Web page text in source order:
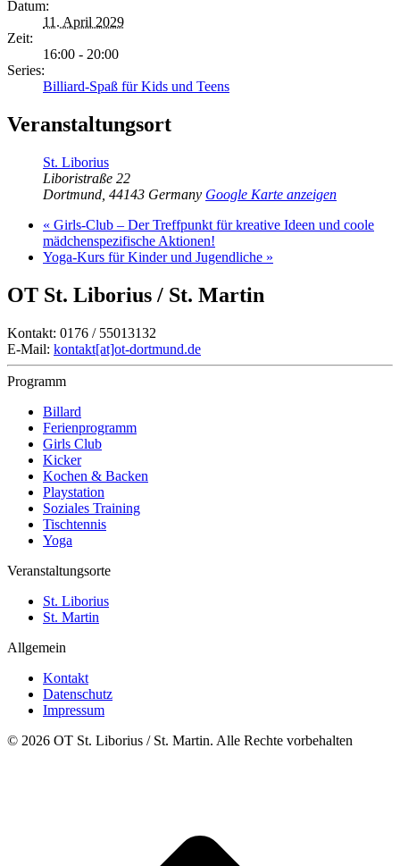
Datum:
11. April 2029
Zeit:
16:00 - 20:00
Series:
Billiard-Spaß für Kids und Teens
Veranstaltungsort
St. Liborius
Liboristraße 22
Dortmund 44143 Germany Google Karte anzeigen
« Girls-Club – Der Treffpunkt für kreative Ideen und coole
mädchenspezifische Aktionen!
Yoga-Kurs für Kinder und Jugendliche »
OT St. Liborius / St. Martin
Kontakt: 0176 / 55013132
E-Mail: kontakt[at]ot-dortmund.de
Programm
Billard
Ferienprogramm
Girls Club
Kicker
Kochen & Backen
Playstation
Soziales Training
Tischtennis
Yoga
Veranstaltungsorte
St. Liborius
St. Martin
Allgemein
Kontakt
Datenschutz
Impressum
© 2026 OT St. Liborius / St. Martin. Alle Rechte vorbehalten